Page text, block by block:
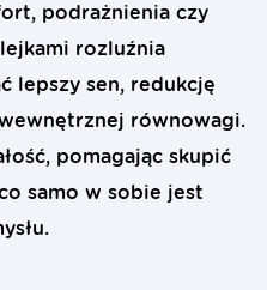
podrażnienia czy
rozluźnia
lepszy sen, redukcję
równowagi.
pomagając skupić
samo w sobie jest